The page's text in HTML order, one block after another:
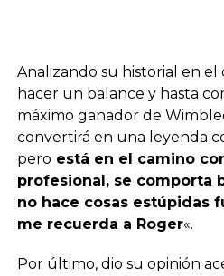
Analizando su historial en
hacer un balance y hasta
máximo ganador de
convertirá en una leyenda
pero está en el camino
profesional, se comporta
no hace cosas estúpidas
me recuerda a Roger«.
Por último, dio su opinión